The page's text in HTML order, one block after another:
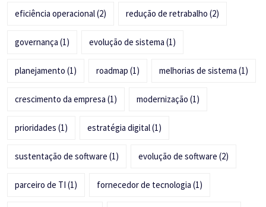
eficiência operacional(2) redução de retrabalho (2)
governança (1) evolução de sistema (1)
planejamento (1) roadmap (1) melhorias de sistema (1)
crescimento da empresa (1) modernização (1)
prioridades (1) estratégia digital(1)
sustentação de software (1) evolução de software (2)
parceiro de TI (1) fornecedor de tecnologia (1)